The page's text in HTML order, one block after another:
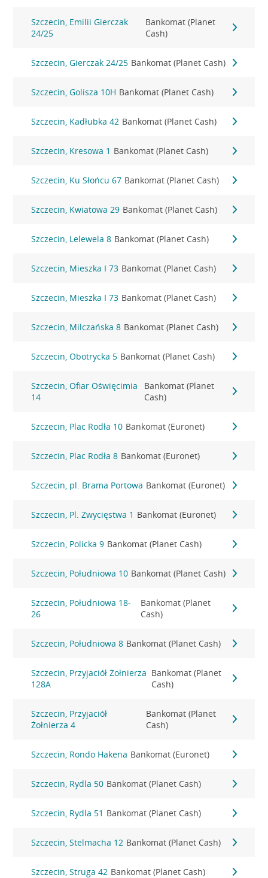
Szczecin, Emilii Gierczak
24/25
Bankomat (Planet
Cash)
Szczecin, Gierczak 24/25 Bankomat (Planet Cash)
Szczecin, Golisza 10H Bankomat (Planet Cash)
Szczecin, Kadłubka 42 Bankomat (Planet Cash)
Szczecin, Kresowa 1 Bankomat (Planet Cash)
Szczecin, Ku Słońcu 67 Bankomat (Planet Cash)
Szczecin, Kwiatowa 29 Bankomat (Planet Cash)
Szczecin, Lelewela 8 Bankomat (Planet Cash)
Szczecin, Mieszka I 73 Bankomat (Planet Cash)
Szczecin, Mieszka I 73 Bankomat (Planet Cash)
Szczecin, Milczańska 8 Bankomat (Planet Cash)
Szczecin, Obotrycka 5 Bankomat (Planet Cash)
Szczecin, Ofiar Oświęcimia
14
Bankomat (Planet
Cash)
Szczecin, Plac Rodła 10 Bankomat (Euronet)
Szczecin, Plac Rodła 8 Bankomat (Euronet)
Szczecin, pl. Brama Portowa Bankomat (Euronet)
Szczecin, Pl. Zwycięstwa 1 Bankomat (Euronet)
Szczecin, Policka 9 Bankomat (Planet Cash)
Szczecin, Południowa 10 Bankomat (Planet Cash)
Szczecin, Południowa 18-
26
Bankomat (Planet
Cash)
Szczecin, Południowa 8 Bankomat (Planet Cash)
Szczecin, Przyjaciół Żołnierza
128A
Bankomat (Planet
Cash)
Szczecin, Przyjaciół
Żołnierza 4
Bankomat (Planet
Cash)
Szczecin, Rondo Hakena Bankomat (Euronet)
Szczecin, Rydla 50 Bankomat (Planet Cash)
Szczecin, Rydla 51 Bankomat (Planet Cash)
Szczecin, Stelmacha 12 Bankomat (Planet Cash)
Szczecin, Struga 42 Bankomat (Planet Cash)